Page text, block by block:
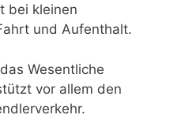
bei kleinen
und Aufenthalt.
Wesentliche
vor allem den